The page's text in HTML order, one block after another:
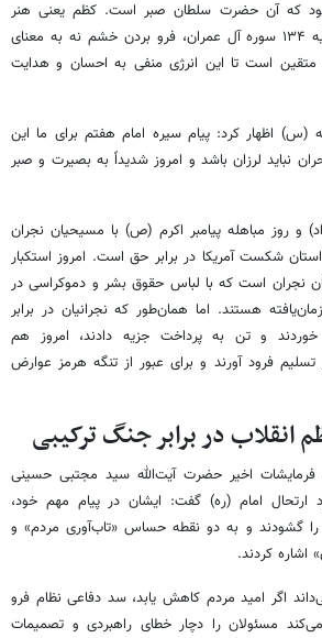
که آن حضرت سلطان صبر است. کظم یعنی هنر
تبدیل خشم به قدرت. در آیه ۱۳۴ سوره آل عمران، فرو بردن خشم نه به معنای
است تا این انرژی منفی به احسان و هدایت
اظهار کرد: پیام سیره امام هفتم برای ما این
نباید لرزان باشد و امروز شدیداً به بصیرت و صبر
با اشاره به (۲۰خرداد) و روز مباهله پیامبر اکرم (ص) با مسیحیان نجران
شکست آمریکا در برابر حق است. امروز استکبار
نجران است که با لباس حقوق بشر و دموکراسی در
هستند. اما همان‌طور که نجرانیان در برابر
و تن به پرداخت جزیه دادند، امروز هم
تسلیم فرود آورند و برای عبور از تنگه هرمز عوارض
فرمایشات اخیر حضرت آیت‌الله سید مجتبی حسینی
ارتحال امام (ره) گفت: ایشان در پیام مهم خود،
گشودند و به دو نقطه حساس «تاب‌آوری مردم» و
اشاره کردند.
اگر امید مردم کاهش یابد، سد دفاعی نظام فرو
مسئولان را دچار خطای راهبردی و تصمیمات